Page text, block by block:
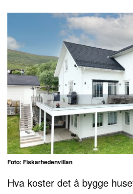
Foto: Fiskarhedenvillan
Hva koster det å bygge